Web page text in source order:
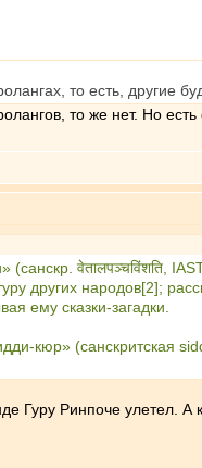
то есть, другие
то же нет. Но есть
वेतालपञ्चविंशति,
других народов[2];
ему сказки-загадки.
кюр» (санскритская
Гуру Ринпоче улетел. А